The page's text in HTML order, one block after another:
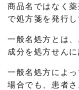
商品名ではなく
で処方箋を発行し
一般名処方とは
成分を処方せん
一般名処方によ
場合でも、患者